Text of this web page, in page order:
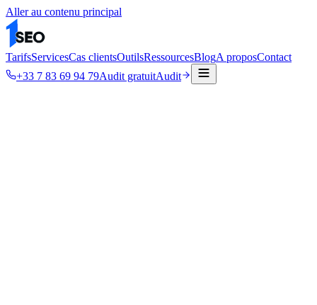
Aller au contenu principal
TarifsServicesCas clientsOutilsRessourcesBlogA proposContact
+33 7 83 69 94 79Audit gratuitAudit